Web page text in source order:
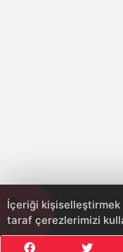
İçeriği
taraf çerezlerimizi